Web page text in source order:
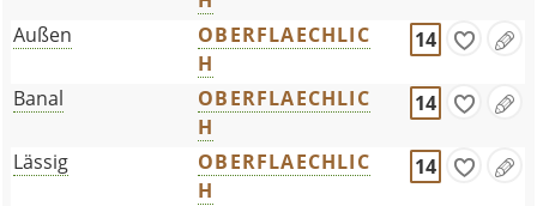
Außen
OBERFLAECHLIC
H
14
Banal
OBERFLAECHLIC
H
14
Lässig
OBERFLAECHLIC
H
14